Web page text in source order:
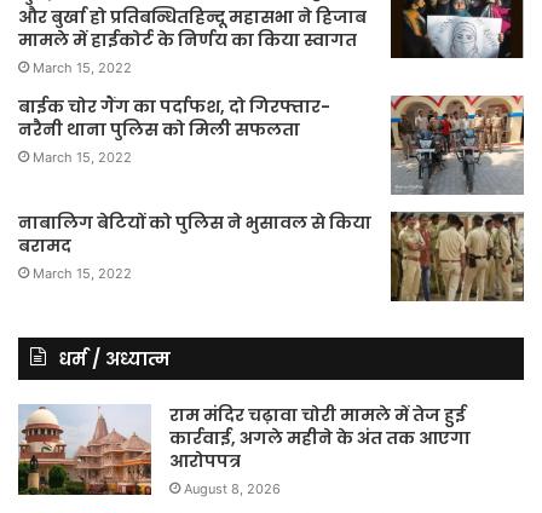
और बुर्खा हो प्रतिबन्धितहिन्दू महासभा ने हिजाब
मामले में हाईकोर्ट के निर्णय का किया स्वागत
March 15, 2022
बाईक चोर गैंग का पर्दाफश, दो गिरफ्तार-
नरैनी थाना पुलिस को मिली सफलता
March 15, 2022
नाबालिग बेटियों को पुलिस ने भुसावल से किया
बरामद
March 15, 2022
धर्म / अध्यात्म
राम मंदिर चढ़ावा चोरी मामले में तेज हुई
कार्रवाई, अगले महीने के अंत तक आएगा
आरोपपत्र
August 8, 2026